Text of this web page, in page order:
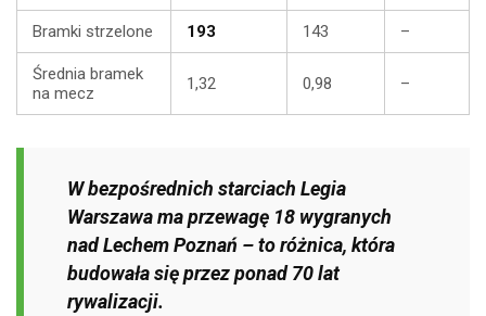
Bramki strzelone 193 143 –
Średnia bramek
na mecz
1,32 0,98 –
W bezpośrednich starciach Legia
Warszawa ma przewagę 18 wygranych
nad Lechem Poznań – to różnica, która
budowała się przez ponad 70 lat
rywalizacji.